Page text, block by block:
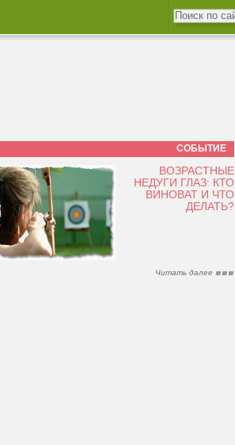
СОБЫТИЕ
ВОЗРАСТНЫЕ
НЕДУГИ ГЛАЗ: КТО
ВИНОВАТ И ЧТО
ДЕЛАТЬ?
Читать далее